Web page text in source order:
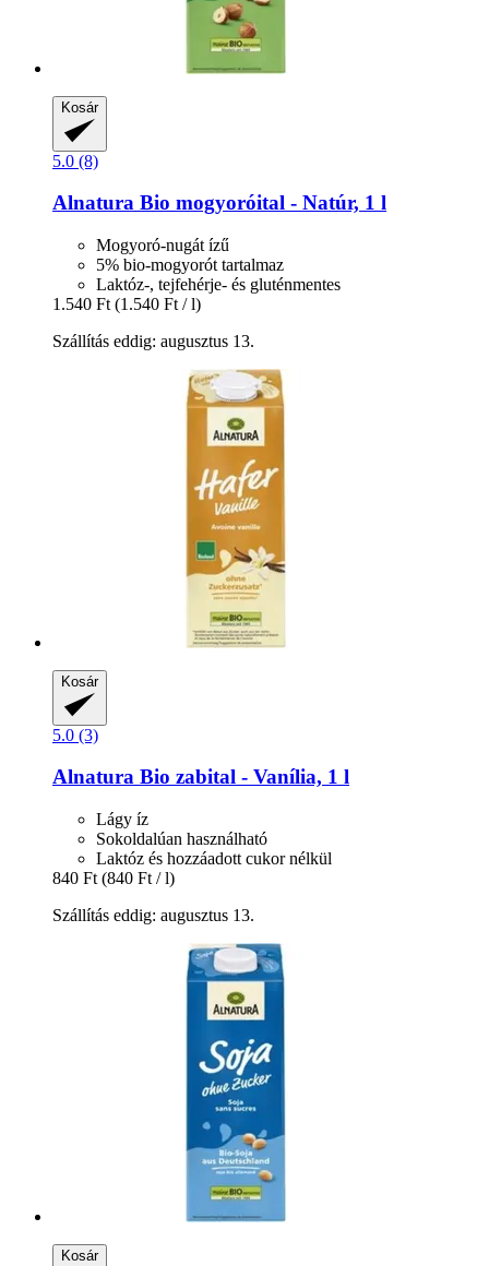
Kosár
5.0 (8)
Alnatura Bio mogyoróital -​ Natúr, 1 l
Mogyoró-nugát ízű
5% bio-mogyorót tartalmaz
Laktóz-, tejfehérje- és gluténmentes
1.540 Ft (1.540 Ft / l)
Szállítás eddig: augusztus 13.
Kosár
5.0 (3)
Alnatura Bio zabital -​ Vanília, 1 l
Lágy íz
Sokoldalúan használható
Laktóz és hozzáadott cukor nélkül
840 Ft (840 Ft / l)
Szállítás eddig: augusztus 13.
Kosár